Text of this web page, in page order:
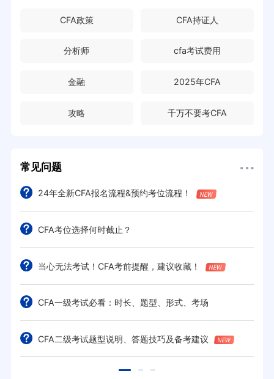
CFA政策 CFA持证人
分析师 cfa考试费用
金融 2025年CFA
攻略 千万不要考CFA
常见问题
24年全新CFA报名流程&预约考位流程！
CFA考位选择何时截止？
当心无法考试！CFA考前提醒，建议收藏！
CFA一级考试必看：时长、题型、形式、考场
CFA二级考试题型说明、答题技巧及备考建议